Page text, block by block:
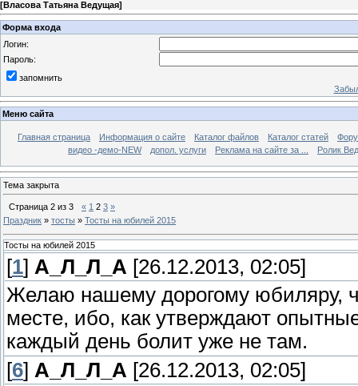
[Власова Татьяна Ведущая]
Форма входа
Логин:
Пароль:
запомнить
Меню сайта
Главная страница Информация о сайте Каталог файлов Каталог статей
видео -демо-NEW
допол. услуги Реклама на сайте за ... Ролик
Тема закрыта
Страница 2 из 3 « 1 2 3 »
Праздник » тосты » Тосты на юбилей 2015
Тосты на юбилей 2015
[1] А_Л_Л_А [26.12.2013, 02:05]
Желаю нашему дорогому юбиляру,
месте, ибо, как утверждают
каждый день болит уже не там.
[6] А_Л_Л_А [26.12.2013, 02:05]